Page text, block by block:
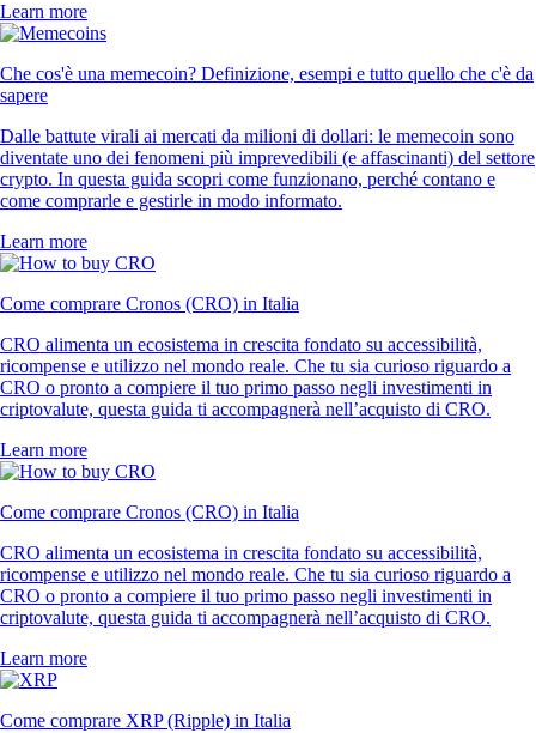
Learn more
Che cos'è una memecoin? Definizione, esempi e tutto quello che c'è da
sapere
Dalle battute virali ai mercati da milioni di dollari: le memecoin sono
diventate uno dei fenomeni più imprevedibili (e affascinanti) del settore
crypto. In questa guida scopri come funzionano, perché contano e
come comprarle e gestirle in modo informato.
Learn more
Come comprare Cronos (CRO) in Italia
CRO alimenta un ecosistema in crescita fondato su accessibilità,
ricompense e utilizzo nel mondo reale. Che tu sia curioso riguardo a
CRO o pronto a compiere il tuo primo passo negli investimenti in
criptovalute, questa guida ti accompagnerà nell’acquisto di CRO.
Learn more
Come comprare Cronos (CRO) in Italia
CRO alimenta un ecosistema in crescita fondato su accessibilità,
ricompense e utilizzo nel mondo reale. Che tu sia curioso riguardo a
CRO o pronto a compiere il tuo primo passo negli investimenti in
criptovalute, questa guida ti accompagnerà nell’acquisto di CRO.
Learn more
Come comprare XRP (Ripple) in Italia